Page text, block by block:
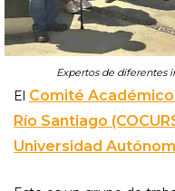
Expertos de diferentes
El Comité
Río Santiago
Universidad